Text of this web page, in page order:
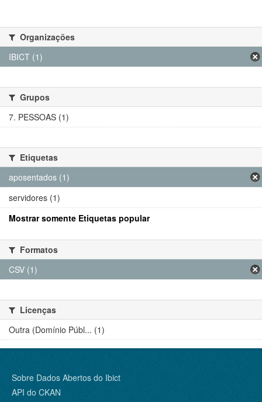
Organizações
IBICT (1)
Grupos
7. PESSOAS (1)
Etiquetas
aposentados (1)
servidores (1)
Mostrar somente Etiquetas popular
Formatos
CSV (1)
Licenças
Outra (Domínio Públ... (1)
Sobre Dados Abertos do Ibict
API do CKAN